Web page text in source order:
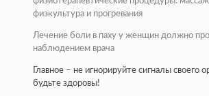
физкультура и прогревания
Лечение боли в паху у женщин должно
наблюдением врача
Главное – не игнорируйте сигналы своего
будьте здоровы!